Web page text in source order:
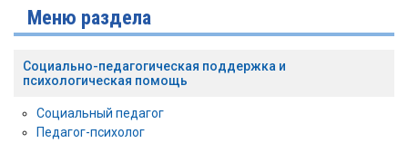
Меню раздела
Социально-педагогическая поддержка и
психологическая помощь
Социальный педагог
Педагог-психолог